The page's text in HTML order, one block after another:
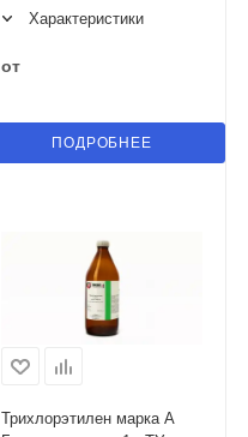
Характеристики
от
ПОДРОБНЕЕ
Трихлорэтилен марка А